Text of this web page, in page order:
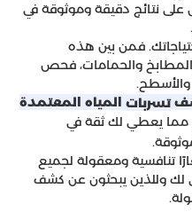
نتائج دقيقة وموثوقة في
فمن بين هذه
والحمامات، فحص
والأسطح.
تسربات المياه المعتمدة
مما يعطي لك ثقة في
تنافسية ومعقولة لجميع
لك وللذين يبحثون عن كشف